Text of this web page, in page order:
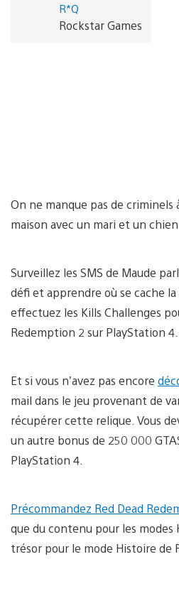
R*Q
Rockstar Games
On ne manque pas de criminels
maison avec un mari et un
Surveillez les SMS de Maude
défi et apprendre où se cache
effectuez les Kills Challenges
Redemption 2 sur PlayStation 4.
Et si vous n’avez pas encore
mail dans le jeu provenant de
récupérer cette relique. Vous
un autre bonus de 250 000
PlayStation 4.
Précommandez Red Dead
que du contenu pour les modes
trésor pour le mode Histoire de